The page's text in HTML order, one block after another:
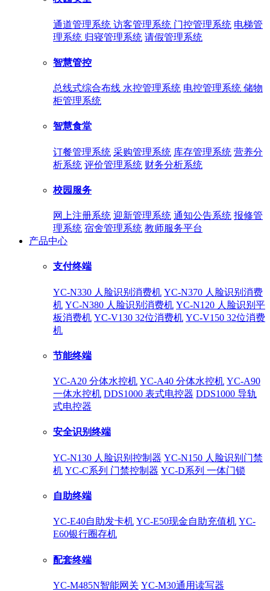
通道管理系统 访客管理系统 门控管理系统 电梯管
理系统 归寝管理系统 请假管理系统
智慧管控
总线式综合布线 水控管理系统 电控管理系统 储物
柜管理系统
智慧食堂
订餐管理系统 采购管理系统 库存管理系统 营养分
析系统 评价管理系统 财务分析系统
校园服务
网上注册系统 迎新管理系统 通知公告系统 报修管
理系统 宿舍管理系统 教师服务平台
产品中心
支付终端
YC-N330 人脸识别消费机 YC-N370 人脸识别消费
机 YC-N380 人脸识别消费机 YC-N120 人脸识别平
板消费机 YC-V130 32位消费机 YC-V150 32位消费
机
节能终端
YC-A20 分体水控机 YC-A40 分体水控机 YC-A90
一体水控机 DDS1000 表式电控器 DDS1000 导轨
式电控器
安全识别终端
YC-N130 人脸识别控制器 YC-N150 人脸识别门禁
机 YC-C系列 门禁控制器 YC-D系列 一体门锁
自助终端
YC-E40自助发卡机 YC-E50现金自助充值机 YC-
E60银行圈存机
配套终端
YC-M485N智能网关 YC-M30通用读写器